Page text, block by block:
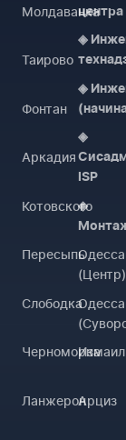
Молдаванка
Таирово
Фонтан
Аркадия
Котовского
Пересыпь
Слободка
Черноморка
Ланжерон
центра
◈
◈
◈
ISP
◈
Одесса
(Центр)
Одесса
Измаил
Арциз